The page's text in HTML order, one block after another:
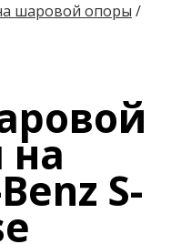
шаровой опоры /
на
S-